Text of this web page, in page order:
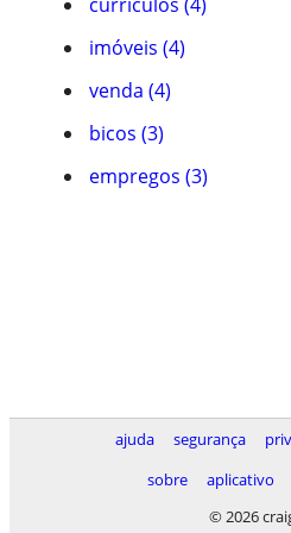
imóveis (4)
venda (4)
bicos (3)
empregos (3)
ajuda segurança
sobre
aplicativo
© 2026